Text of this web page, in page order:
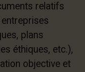
relatifs
plans
éthiques, etc.),
objective et